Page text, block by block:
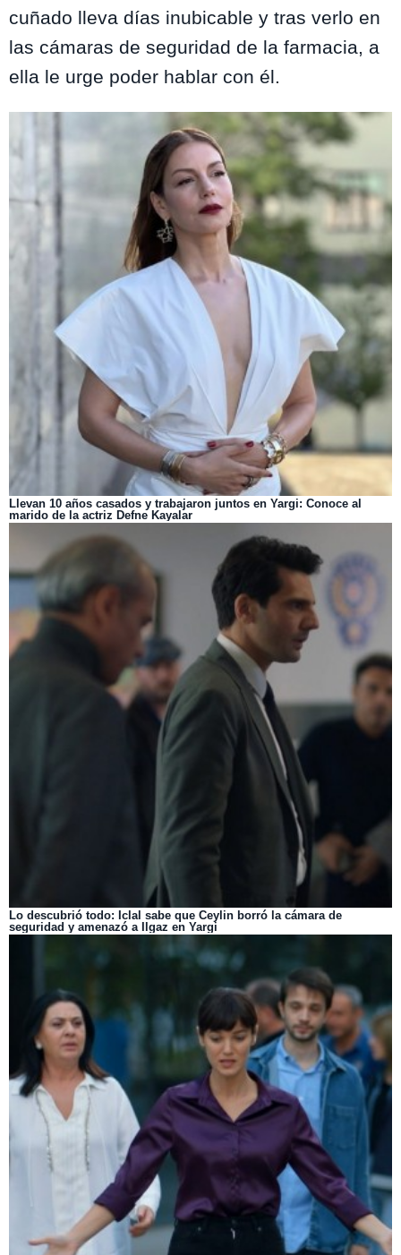
cuñado lleva días inubicable y tras verlo en
las cámaras de seguridad de la farmacia, a
ella le urge poder hablar con él.
Llevan 10 años casados y trabajaron juntos en Yargi: Conoce al
marido de la actriz Defne Kayalar
Lo descubrió todo: Iclal sabe que Ceylin borró la cámara de
seguridad y amenazó a Ilgaz en Yargi